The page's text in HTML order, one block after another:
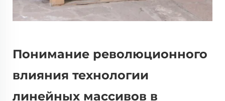
Понимание революционного
влияния технологии
линейных массивов в